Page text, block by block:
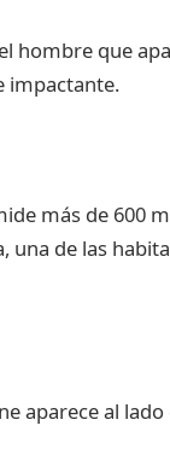
hombre que
impactante.
más de 600
una de las
aparece al